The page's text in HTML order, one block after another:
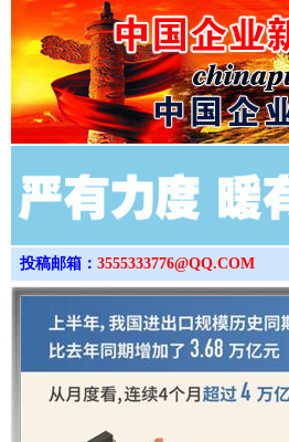
投稿邮箱： 3555333776@QQ.COM